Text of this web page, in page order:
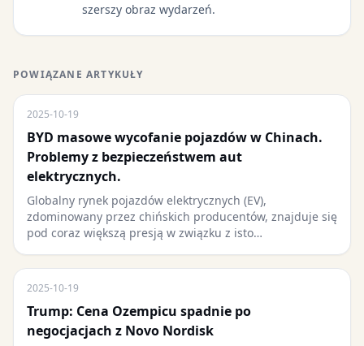
szerszy obraz wydarzeń.
POWIĄZANE ARTYKUŁY
2025-10-19
BYD masowe wycofanie pojazdów w Chinach.
Problemy z bezpieczeństwem aut
elektrycznych.
Globalny rynek pojazdów elektrycznych (EV),
zdominowany przez chińskich producentów, znajduje się
pod coraz większą presją w związku z isto…
2025-10-19
Trump: Cena Ozempicu spadnie po
negocjacjach z Novo Nordisk